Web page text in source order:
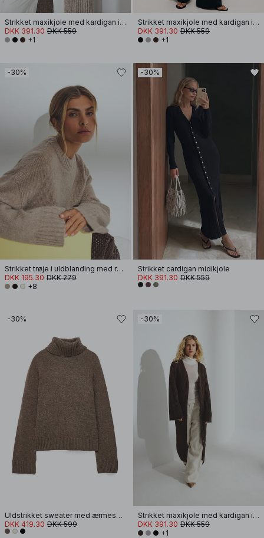
Strikket maxikjole med kardigan i uldblanding
DKK 391.30 DKK 559
+1
Strikket maxikjole med kardigan i uldblanding
DKK 391.30 DKK 559
+1
-30%
Strikket trøje i uldblanding med rund hals
DKK 195.30 DKK 279
+8
-30%
Strikket cardigan midikjole
DKK 391.30 DKK 559
-30%
Uldstrikket sweater med ærmesplit
DKK 419.30 DKK 599
-30%
Strikket maxikjole med kardigan i uldblanding
DKK 391.30 DKK 559
+1